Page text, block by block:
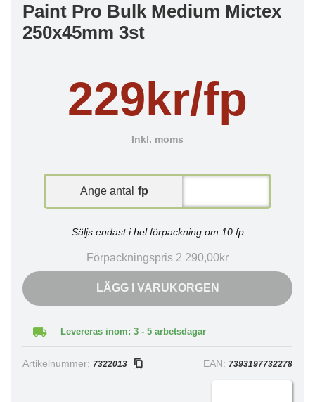
Paint Pro Bulk Medium Mictex
250x45mm 3st
229kr/fp
Inkl. moms
Ange antal fp
Säljs endast i hel förpackning om 10 fp
Förpackningspris 2 290,00kr
LÄGG I VARUKORGEN
Levereras inom: 3 - 5 arbetsdagar
Artikelnummer: 7322013 EAN: 7393197732278